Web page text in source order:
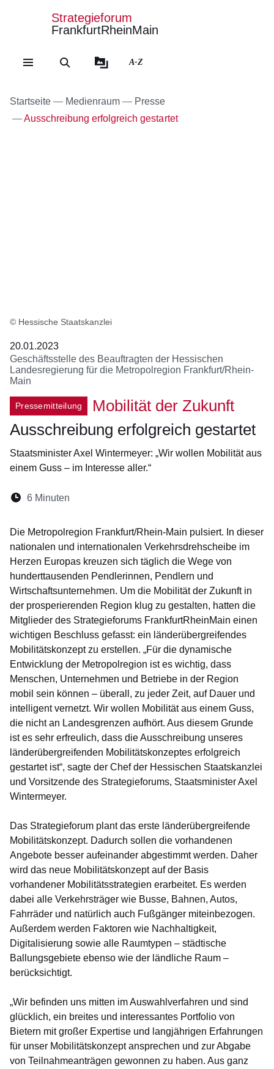
Direkt zum Kopf der
Direkt zum Inhalt
Direkt zum Fuß der
Strategieforum
FrankfurtRheinMain
A-Z
Startseite Medienraum
Presse
Ausschreibung erfolgreich gestartet
© Hessische Staatskanzlei
20.01.2023
Geschäftsstelle des Beauftragten der Hessischen
Landesregierung für die Metropolregion Frankfurt/Rhein-
Main
Pressemitteilung
Mobilität der Zukunft
Ausschreibung erfolgreich gestartet
Staatsminister Axel Wintermeyer: „Wir wollen Mobilität aus
einem Guss – im Interesse aller.“
Lesedauer:
6 Minuten
Die Metropolregion Frankfurt/Rhein-Main pulsiert. In dieser
nationalen und internationalen Verkehrsdrehscheibe im
Herzen Europas kreuzen sich täglich die Wege von
hunderttausenden Pendlerinnen, Pendlern und
Wirtschaftsunternehmen. Um die Mobilität der Zukunft in
der prosperierenden Region klug zu gestalten, hatten die
Mitglieder des Strategieforums FrankfurtRheinMain einen
wichtigen Beschluss gefasst: ein länderübergreifendes
Mobilitätskonzept zu erstellen. „Für die dynamische
Entwicklung der Metropolregion ist es wichtig, dass
Menschen, Unternehmen und Betriebe in der Region
mobil sein können – überall, zu jeder Zeit, auf Dauer und
intelligent vernetzt. Wir wollen Mobilität aus einem Guss,
die nicht an Landesgrenzen aufhört. Aus diesem Grunde
ist es sehr erfreulich, dass die Ausschreibung unseres
länderübergreifenden Mobilitätskonzeptes erfolgreich
gestartet ist“, sagte der Chef der Hessischen Staatskanzlei
und Vorsitzende des Strategieforums, Staatsminister Axel
Wintermeyer.
Das Strategieforum plant das erste länderübergreifende
Mobilitätskonzept. Dadurch sollen die vorhandenen
Angebote besser aufeinander abgestimmt werden. Daher
wird das neue Mobilitätskonzept auf der Basis
vorhandener Mobilitätsstrategien erarbeitet. Es werden
dabei alle Verkehrsträger wie Busse, Bahnen, Autos,
Fahrräder und natürlich auch Fußgänger miteinbezogen.
Außerdem werden Faktoren wie Nachhaltigkeit,
Digitalisierung sowie alle Raumtypen – städtische
Ballungsgebiete ebenso wie der ländliche Raum –
berücksichtigt.
„Wir befinden uns mitten im Auswahlverfahren und sind
glücklich, ein breites und interessantes Portfolio von
Bietern mit großer Expertise und langjährigen Erfahrungen
für unser Mobilitätskonzept ansprechen und zur Abgabe
von Teilnahmeanträgen gewonnen zu haben. Aus ganz